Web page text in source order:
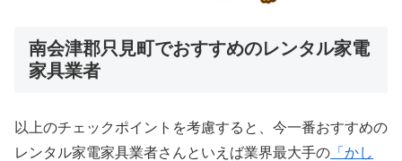
南会津郡只見町でおすすめのレンタル家電
家具業者
以上のチェックポイントを考慮すると、今一番おすすめの
レンタル家電家具業者さんといえば業界最大手の 「かし